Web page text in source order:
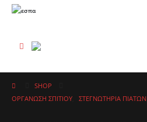
SHOP
ΟΡΓΑΝΩΣΗ ΣΠΙΤΙΟΥ
ΣΤΕΓΝΩΤΉΡΙΑ ΠΙΆΤΩΝ